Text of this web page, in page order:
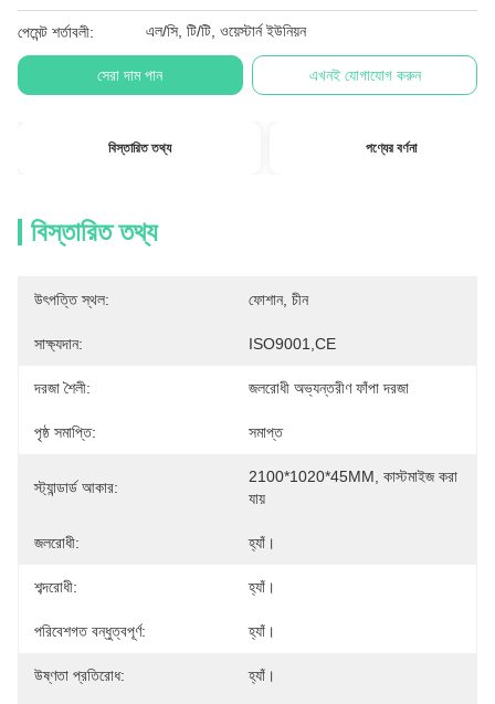
পেমেন্ট শর্তাবলী: এল/সি, টি/টি, ওয়েস্টার্ন ইউনিয়ন
সেরা দাম পান এখনই যোগাযোগ করুন
বিস্তারিত তথ্য পণ্যের বর্ণনা
বিস্তারিত তথ্য
উৎপত্তি স্থল: ফোশান, চীন
সাক্ষ্যদান: ISO9001,CE
দরজা শৈলী: জলরোধী অভ্যন্তরীণ ফাঁপা দরজা
পৃষ্ঠ সমাপ্তি: সমাপ্ত
স্ট্যান্ডার্ড আকার:
2100*1020*45MM, কাস্টমাইজ করা
যায়
জলরোধী: হ্যাঁ।
শব্দরোধী: হ্যাঁ।
পরিবেশগত বন্ধুত্বপূর্ণ: হ্যাঁ।
উষ্ণতা প্রতিরোধ: হ্যাঁ।